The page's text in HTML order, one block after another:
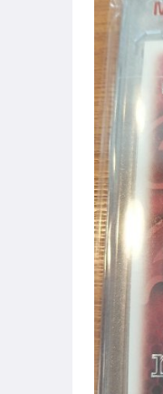
男性
手錶